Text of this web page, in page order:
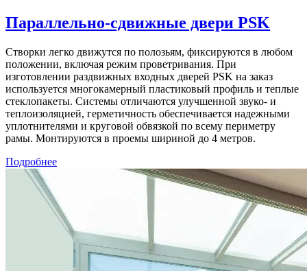
Параллельно-сдвижные двери PSK
Створки легко движутся по полозьям, фиксируются в любом
положении, включая режим проветривания. При
изготовлении раздвижных входных дверей PSK на заказ
используется многокамерный пластиковый профиль и теплые
стеклопакеты. Системы отличаются улучшенной звуко- и
теплоизоляцией, герметичность обеспечивается надежными
уплотнителями и круговой обвязкой по всему периметру
рамы. Монтируются в проемы шириной до 4 метров.
Подробнее